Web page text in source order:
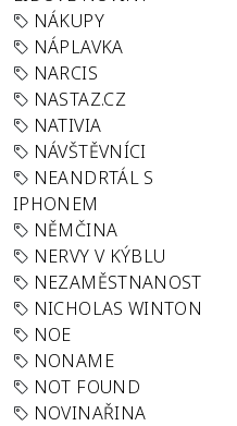
NÁKUPY
NÁPLAVKA
NARCIS
NASTAZ.CZ
NATIVIA
NÁVŠTĚVNÍCI
NEANDRTÁL S
IPHONEM
NĚMČINA
NERVY V KÝBLU
NEZAMĚSTNANOST
NICHOLAS WINTON
NOE
NONAME
NOT FOUND
NOVINAŘINA